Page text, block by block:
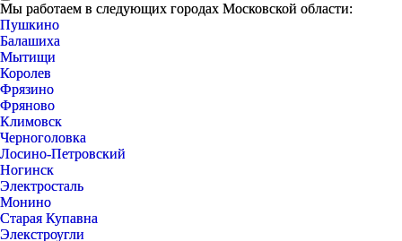
Мы работаем в следующих городах Московской области:
Пушкино
Балашиха
Мытищи
Королев
Фрязино
Фряново
Климовск
Черноголовка
Лосино-Петровский
Ногинск
Электросталь
Монино
Старая Купавна
Элекстроугли